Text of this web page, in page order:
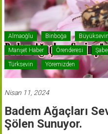
Almaoğlu Binboğa Büyüksevin
Manşet Haber Örenderesi
Türksevin Yöremizden
Nisan 11, 2024
Badem Ağaçları
Şölen Sunuyor.